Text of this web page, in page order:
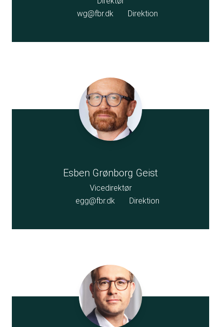
wg@fbr.dk
Direktion
Esben Grønborg Geist
Vicedirektør
egg@fbr.dk
Direktion